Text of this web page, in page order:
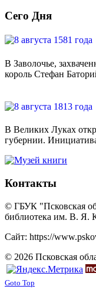
Сего Дня
В Заволочье,
король Стефан
В Великих Луках
губернии.
Контакты
© ГБУК "Псковская
библиотека им. В. Я.
Сайт: https://
© 2026 Псковская
Goto Top